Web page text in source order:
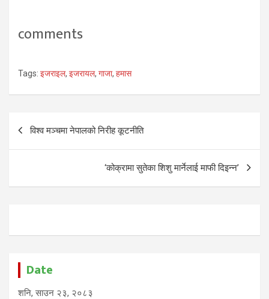
comments
Tags: इजराइल, इजरायल, गाजा, हमास
Post
navigation
विश्व मञ्चमा नेपालको निरीह कूटनीति
‘कोक्रामा सुतेका शिशु मार्नेलाई माफी दिइन्न’
Date
शनि, साउन २३, २०८३